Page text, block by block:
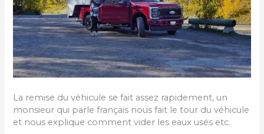
La remise du véhicule se fait assez rapidement, un
monsieur qui parle français nous fait le tour du véhicule
et nous explique comment vider les eaux usés etc.